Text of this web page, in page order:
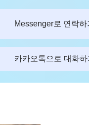
문제를 인식할 수 있
주세요.’
하나님의 말씀을 보
? 자신에게는 엄격
게 대해 큰 너그러움
Messenger로 연락하
카카오톡으로 대화하